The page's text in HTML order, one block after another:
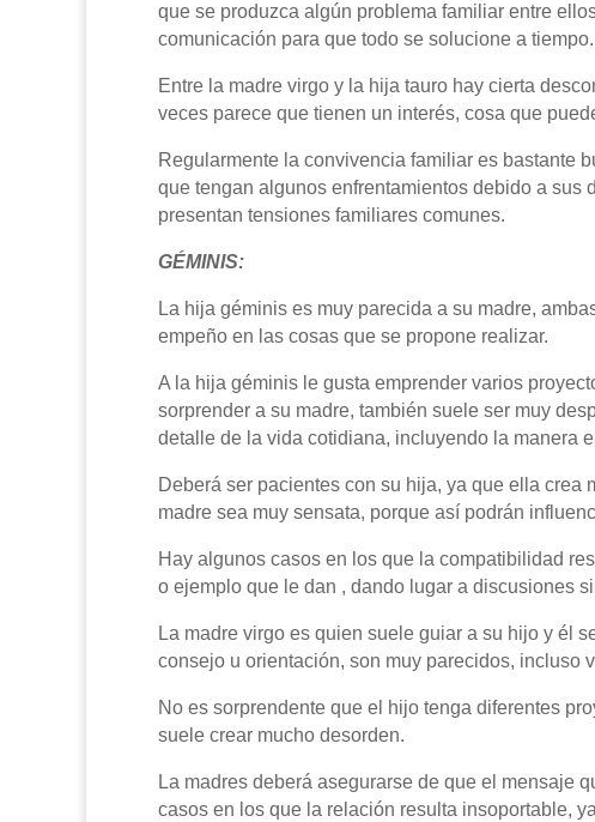
que se produzca algún problema familiar entre
comunicación para que todo se solucione a tiempo.
Entre la madre virgo y la hija tauro hay cierta
veces parece que tienen un interés, cosa que
Regularmente la convivencia familiar es bastante
que tengan algunos enfrentamientos debido a sus
presentan tensiones familiares comunes.
GÉMINIS:
La hija géminis es muy parecida a su madre,
empeño en las cosas que se propone realizar.
A la hija géminis le gusta emprender varios
sorprender a su madre, también suele ser muy
detalle de la vida cotidiana, incluyendo la manera
Deberá ser pacientes con su hija, ya que ella crea
madre sea muy sensata, porque así podrán
Hay algunos casos en los que la compatibilidad
o ejemplo que le dan , dando lugar a discusiones
La madre virgo es quien suele guiar a su hijo y él
consejo u orientación, son muy parecidos, incluso
No es sorprendente que el hijo tenga diferentes
suele crear mucho desorden.
La madres deberá asegurarse de que el mensaje
casos en los que la relación resulta insoportable,